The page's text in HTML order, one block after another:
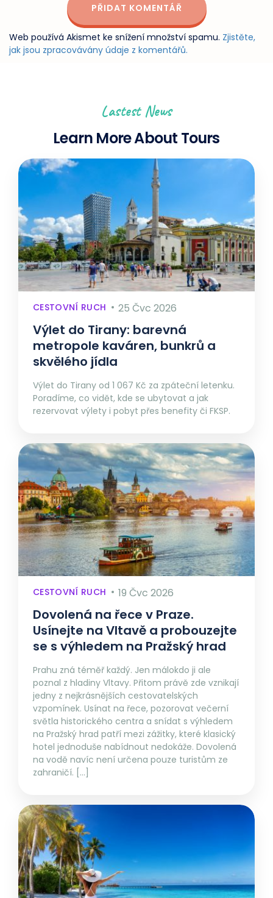
Web používá Akismet ke snížení množství spamu. Zjistěte,
jak jsou zpracovávány údaje z komentářů.
Lastest News
Learn More About Tours
CESTOVNÍ RUCH 25 Čvc 2026
Výlet do Tirany: barevná
metropole kaváren, bunkrů a
skvělého jídla
Výlet do Tirany od 1 067 Kč za zpáteční letenku.
Poradíme, co vidět, kde se ubytovat a jak
rezervovat výlety i pobyt přes benefity či FKSP.
CESTOVNÍ RUCH 19 Čvc 2026
Dovolená na řece v Praze.
Usínejte na Vltavě a probouzejte
se s výhledem na Pražský hrad
Prahu zná téměř každý. Jen málokdo ji ale
poznal z hladiny Vltavy. Přitom právě zde vznikají
jedny z nejkrásnějších cestovatelských
vzpomínek. Usínat na řece, pozorovat večerní
světla historického centra a snídat s výhledem
na Pražský hrad patří mezi zážitky, které klasický
hotel jednoduše nabídnout nedokáže. Dovolená
na vodě navíc není určena pouze turistům ze
zahraničí. […]